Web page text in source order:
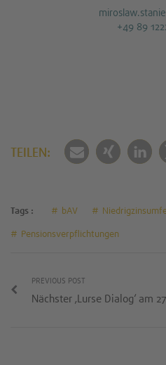
+49 89
TEILEN:
Tags : bAV
Pensionsverpflichtungen
PREVIOUS POST
Nächster ‚Lurse Dialog‘ am